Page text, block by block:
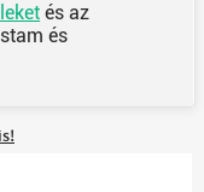
és az
és